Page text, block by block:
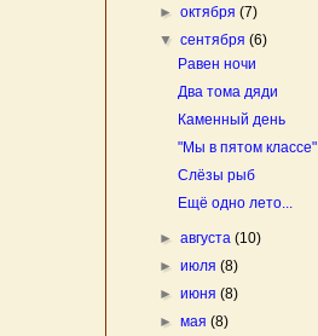
►октября(7)
▼сентября(6)
Равен ночи
Два тома дяди
Каменный день
"Мы в пятом классе"
Слёзы рыб
Ещё одно лето...
►августа(10)
►июля(8)
►июня(8)
►мая(8)